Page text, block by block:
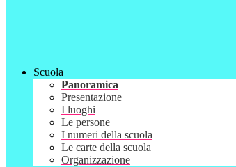
Scuola
Panoramica
Presentazione
I luoghi
Le persone
I numeri della scuola
Le carte della scuola
Organizzazione